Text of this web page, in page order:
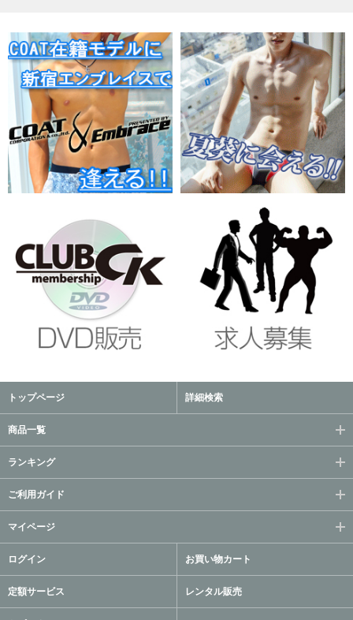
トップページ 詳細検索
商品一覧
ランキング
ご利用ガイド
マイページ
ログイン お買い物カート
定額サービス レンタル販売